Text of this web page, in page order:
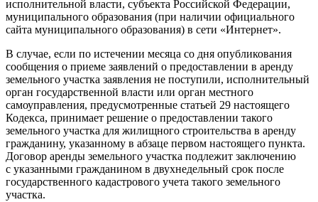
исполнительной власти, субъекта Российской Федерации,
муниципального образования (при наличии официального
сайта муниципального образования) в сети «Интернет».
В случае, если по истечении месяца со дня опубликования
сообщения о приеме заявлений о предоставлении в аренду
земельного участка заявления не поступили, исполнительный
орган государственной власти или орган местного
самоуправления, предусмотренные статьей 29 настоящего
Кодекса, принимает решение о предоставлении такого
земельного участка для жилищного строительства в аренду
гражданину, указанному в абзаце первом настоящего пункта.
Договор аренды земельного участка подлежит заключению
с указанными гражданином в двухнедельный срок после
государственного кадастрового учета такого земельного
участка.